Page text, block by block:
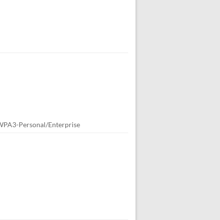
Personal/Enterprise